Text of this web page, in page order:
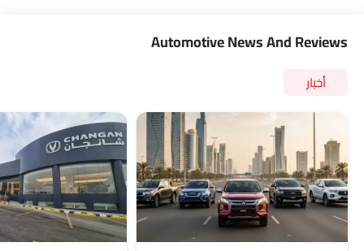
Automotive News And Reviews
أخبار